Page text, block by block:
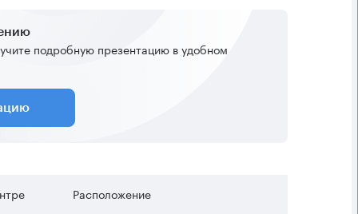
подробную презентацию в удобном
Расположение